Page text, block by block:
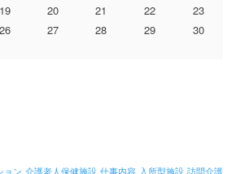
19 20 21 22
23
26 27 28 29
30
ョン 介護老人保健施設 仕事内容 入所型施設 訪問介護